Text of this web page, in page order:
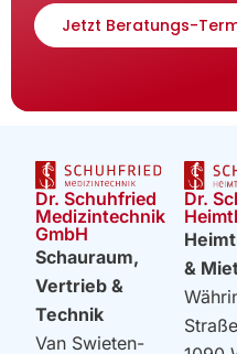
Jetzt Beratungs-
Dr. Schuhfried
Medizintechnik
GmbH
Schauraum,
Vertrieb &
Technik
Van Swieten-
Dr.
&